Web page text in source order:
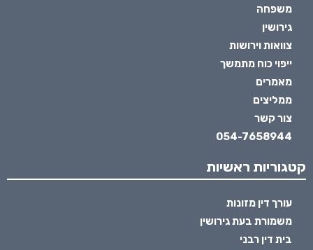
משפחה
גירושין
צוואות וירושות
ייפוי כוח מתמשך
מאמרים
ממליצים
צור קשר
054-7658944
קטגוריות ראשיות
עורך דין מזונות
משמורת בעת גירושין
בית דין רבני